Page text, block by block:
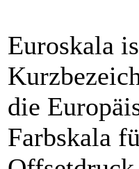
Euroskala
die
Farbskala